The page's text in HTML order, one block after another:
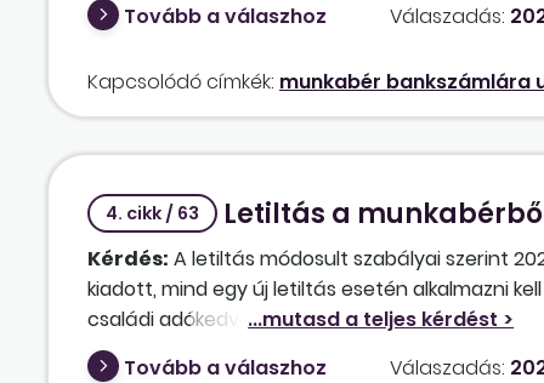
Tovább a válaszhoz
Válaszadás:
Kapcsolódó címkék: munkabér bankszámlára
4. cikk / 63 Letiltás a
Kérdés: A letiltás módosult szabályai szerint
kiadott, mind egy új letiltás esetén alkalmazni
családi adókedvezmény mentes a letiltás alól
vonatkozik? Akiknek „régi” letiltásuk van, abból
Tovább a válaszhoz Válaszadás: